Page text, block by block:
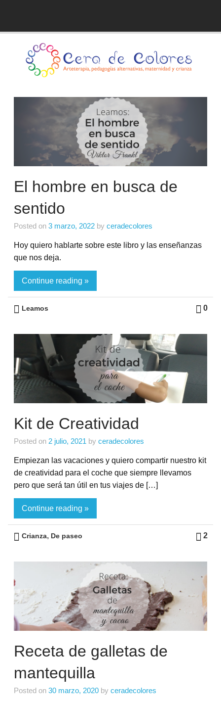
El hombre en busca de
sentido
Posted on 3 marzo, 2022 by ceradecolores
Hoy quiero hablarte sobre este libro y las enseñanzas
que nos deja.
Continue reading »
0
Leamos
Kit de Creatividad
Posted on 2 julio, 2021 by ceradecolores
Empiezan las vacaciones y quiero compartir nuestro kit
de creatividad para el coche que siempre llevamos
pero que será tan útil en tus viajes de […]
Continue reading »
2
Crianza, De paseo
Receta de galletas de
mantequilla
Posted on 30 marzo, 2020 by ceradecolores